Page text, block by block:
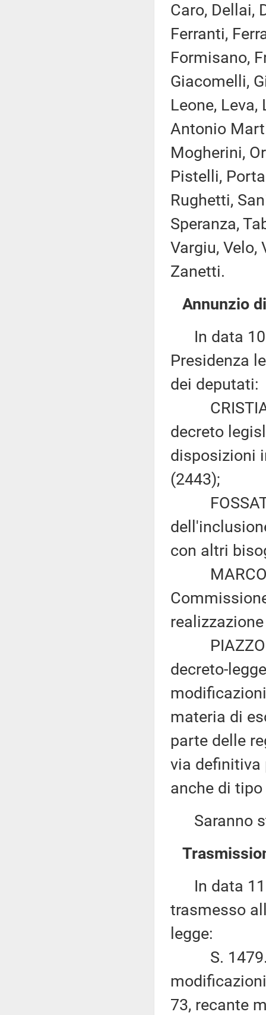
Caro, Dellai,
Ferranti,
Formisano,
Giacomelli,
Leone,
Antonio
Mogherini,
Pistelli,
Rughetti,
Speranza,
Vargiu,
Zanetti.
Annunzio
In data 10
Presidenza
dei deputati:
CRISTIAN
decreto
disposizioni
(2443);
FOSSATI
con altri
MARCON
decreto-
materia di
parte delle
via definitiva
anche di
Saranno
In data 11
trasmesso
legge:
S. 1479. –
73, recante